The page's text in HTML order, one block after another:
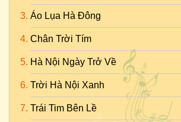
Áo Lụa Hà Đông
Chân Trời Tím
Hà Nội Ngày Trở Về
Trời Hà Nội Xanh
Trái Tim Bên Lề